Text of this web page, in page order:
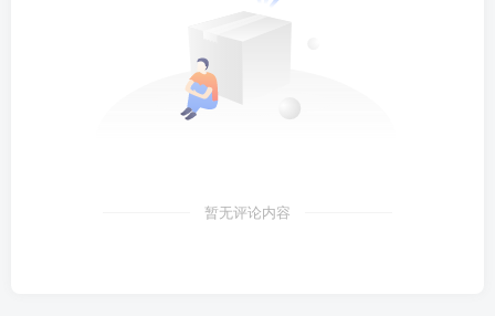
暂无评论内容